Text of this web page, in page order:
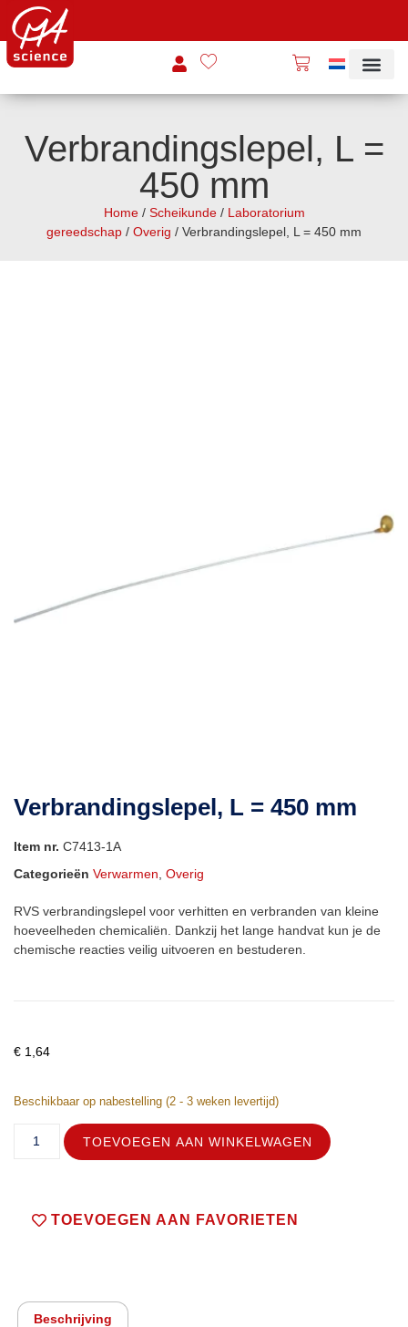
Verbrandingslepel, L =
450 mm
Home/ Scheikunde/ Laboratorium
gereedschap / Overig / Verbrandingslepel, L = 450 mm
Verbrandingslepel, L = 450 mm
Item nr. C7413-1A
Categorieën Verwarmen Overig
RVS verbrandingslepel voor verhitten en verbranden van kleine
hoeveelheden chemicaliën. Dankzij het lange handvat kun je de
chemische reacties veilig uitvoeren en bestuderen.
€ 1,64
Beschikbaar op nabestelling (2 - 3 weken levertijd)
TOEVOEGEN AAN WINKELWAGEN
TOEVOEGEN AAN FAVORIETEN
Beschrijving